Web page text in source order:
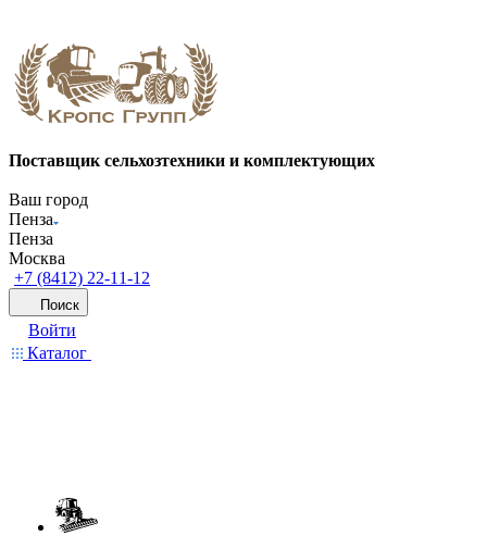
Поставщик сельхозтехники и комплектующих
Ваш город
Пенза
Пенза
Москва
+7 (8412) 22-11-12
Поиск
Войти
Каталог